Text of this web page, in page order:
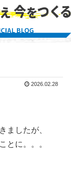
2026.02.28
ましたが、
とに。。。